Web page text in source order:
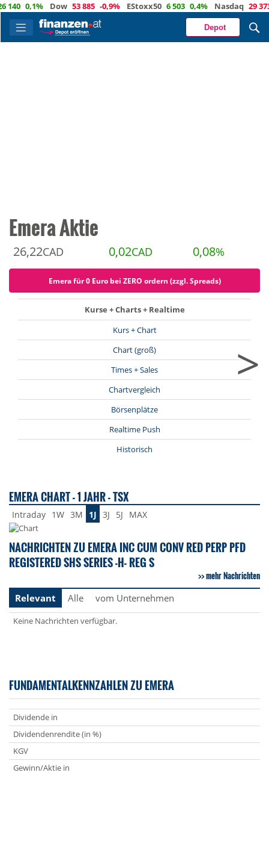
0,1% Dow 53 885 -0,9% EStoxx50 6 503 0,4% Nasdaq 29 373 -
Depot
Emera Aktie
26,22CAD 0,02CAD 0,08%
Emera für 0 Euro bei ZERO ordern (zzgl. Spreads)
Kurse + Charts + Realtime
Kurs + Chart
Chart (groß)
Times + Sales
Chartvergleich
Börsenplätze
Realtime Push
Historisch
>
EMERA CHART - 1 JAHR - TSX
Intraday 1W 3M 1J 3J 5J MAX
NACHRICHTEN ZU EMERA INC CUM CONV RED PERP PFD
REGISTERED SHS SERIES -H- REG S
mehr Nachrichten
Relevant
Alle vom Unternehmen
Keine Nachrichten verfügbar.
FUNDAMENTALKENNZAHLEN ZU EMERA
Dividende in
Dividendenrendite (in %)
KGV
Gewinn/Aktie in